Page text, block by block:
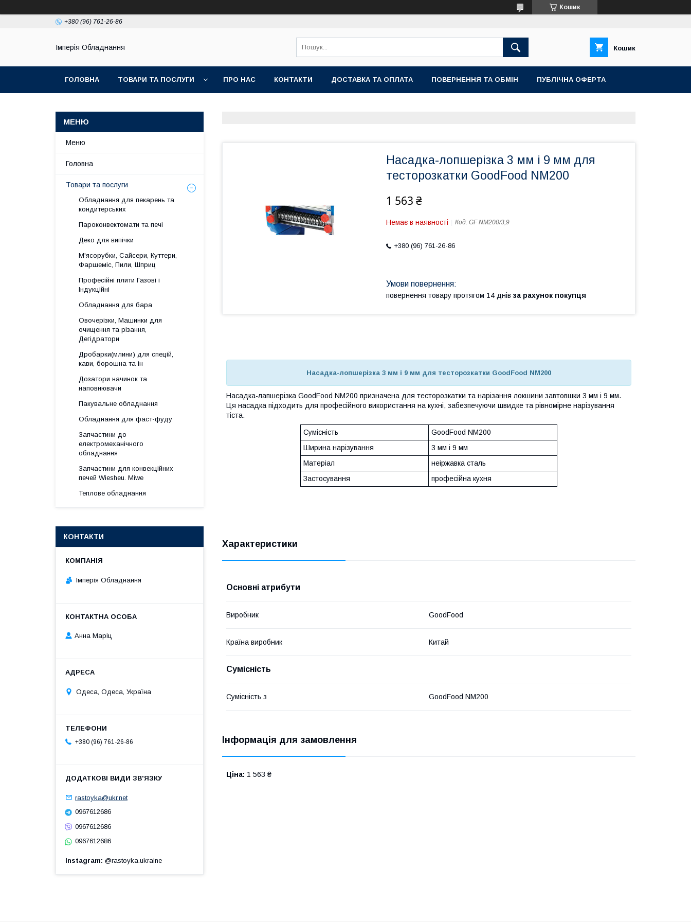
Кошик
+380 (96) 761-26-86
Імперія Обладнання Кошик
ГОЛОВНА ТОВАРИ ТА ПОСЛУГИ ПРО НАС КОНТАКТИ ДОСТАВКА ТА ОПЛАТА ПОВЕРНЕННЯ ТА ОБМІН ПУБЛІЧНА ОФЕРТА
Насадка-лопшерізка 3 мм і 9 мм для
тесторозкатки GoodFood NM200
1 563 ₴
Немає в наявності Код: GF NM200/3,9
+380 (96) 761-26-86
повернення товару протягом 14 днів за рахунок покупця
Насадка-лопшерізка 3 мм і 9 мм для тесторозкатки GoodFood NM200
Насадка-лапшерізка GoodFood NM200 призначена для тесторозкатки та нарізання локшини завтовшки 3 мм і 9 мм.
Ця насадка підходить для професійного використання на кухні, забезпечуючи швидке та рівномірне нарізування
тіста.
Сумісність
GoodFood NM200
Ширина нарізування
3 мм і 9 мм
Матеріал
неіржавка сталь
Застосування
професійна кухня
Характеристики
Основні атрибути
Виробник GoodFood
Країна виробник Китай
Сумісність
Сумісність з GoodFood NM200
Інформація для замовлення
Ціна: 1 563 ₴
Меню
Головна
Товари та послуги
Обладнання для пекарень та
кондитерських
Пароконвектомати та печі
Деко для випічки
М'ясорубки, Сайсери, Куттери,
Фаршеміс, Пили, Шприц
Професійні плити Газові і
Індукційні
Обладнання для бара
Овочерізки, Машинки для
очищення та різання,
Дегідратори
Дробарки(млини) для спецій,
кави, борошна та ін
Дозатори начинок та
наповнювачи
Пакувальне обладнання
Обладнання для фаст-фуду
Запчастини до
електромеханічного
обладнання
Запчастини для конвекційних
печей Wiesheu. Miwe
Теплове обладнання
КОНТАКТИ
Імперія Обладнання
Анна Марiц
Одеса, Одеса, Україна
+380 (96) 761-26-86
rastoyka@ukr.net
0967612686
0967612686
0967612686
Instagram @rastoyka.ukraine